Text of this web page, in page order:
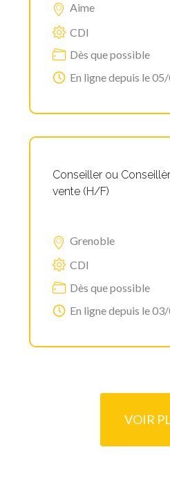
Aime
CDI
Dès que possible
En ligne depuis le
Conseiller ou
vente (H/F)
Grenoble
CDI
Dès que possible
En ligne depuis le
VOIR